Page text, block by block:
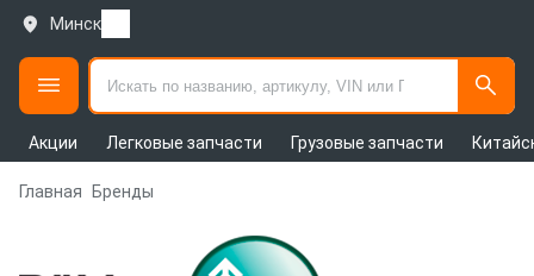
Минск
Акции Легковые запчасти Грузовые запчасти
Главная Бренды